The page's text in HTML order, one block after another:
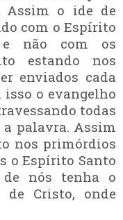
Assim o ide de
com o Espírito
e não com os
estando nos
enviados cada
o evangelho
todas
palavra. Assim
nos primórdios
o Espírito Santo
nós tenha o
de Cristo, onde